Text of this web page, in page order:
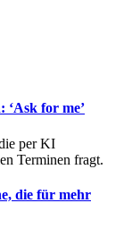
‘Ask for me’
per KI
Terminen fragt.
die für mehr